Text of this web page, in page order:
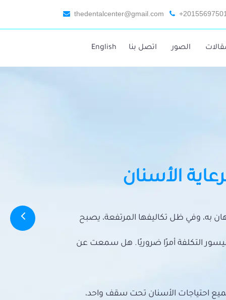
thedentalcenter@gmail.com
الصور اتصل بنا English
الأسنان
به، وفي ظل تكاليفها المرتفعة، يصبح
التكلفة أمرًا ضروريًا. هل سمعت عن
احتياجات الأسنان تحت سقف واحد،